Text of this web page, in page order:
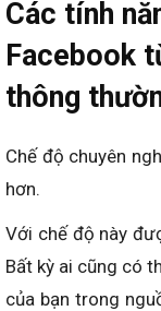
Các tính
Facebook
thông
Chế độ chuyên
hơn.
Với chế độ này
Bất kỳ ai cũng có
của bạn trong